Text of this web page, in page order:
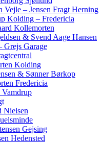
Vejle – Jensen Fragt Herning
Kolding – Fredericia
Kollemorten
& Svend Aage Hansen
Grejs Garage
Kolding
& Sønner Børkop
Fredericia
Nielsen
Gejsing
Hedensted